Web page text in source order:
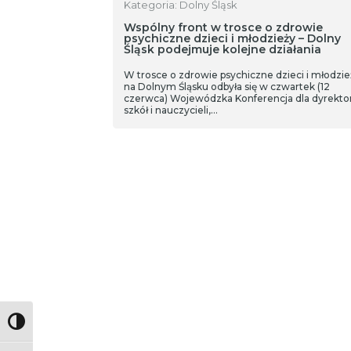
Toggle High Contrast
Kategoria: Dolny Śląsk
Wspólny front w trosce o zdrowie
psychiczne dzieci i młodzieży – Dolny
Śląsk podejmuje kolejne działania
W trosce o zdrowie psychiczne dzieci i
na Dolnym Śląsku odbyła się w czwartek (12
czerwca) Wojewódzka Konferencja dla
szkół i nauczycieli,…